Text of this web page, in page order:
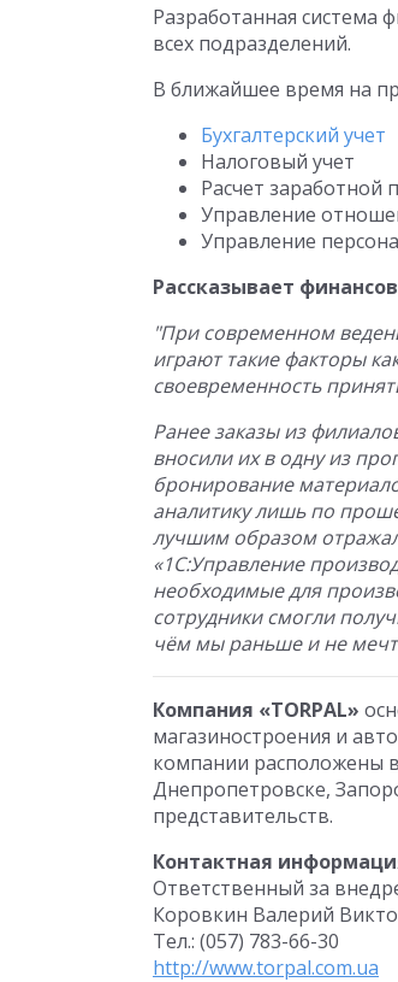
Разработанная система
всех подразделений.
В ближайшее время на
Бухгалтерский учет
Налоговый учет
Расчет заработной
Управление
Управление
Рассказывает
"При современном
играют такие факторы
своевременность
Ранее заказы из
вносили их в одну из
бронирование
аналитику лишь по
лучшим образом
«1С:Управление
необходимые для
сотрудники смогли
чём мы раньше и не
Компания «TORPAL»
магазиностроения и
компании расположены
Днепропетровске,
представительств.
Контактная
Ответственный за
Коровкин Валерий
Тел.: (057) 783-66-30
http://www.torpal.com.ua